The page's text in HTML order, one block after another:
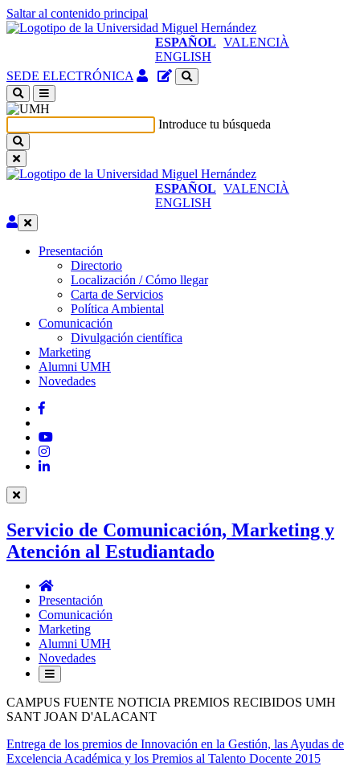
Saltar al contenido principal
ESPAÑOL VALENCIÀ
ENGLISH
SEDE ELECTRÓNICA Acceso
identificado
en
ventana
Gestor
del
sitio
Introduce tu búsqueda
ESPAÑOL VALENCIÀ
ENGLISH
Editar
Presentación
Presentación
Directorio
Localización / Cómo llegar
Carta de Servicios
Política Ambiental
Comunicación
Comunicación
Divulgación científica
Marketing
Alumni UMH
Novedades
Facebook
YouTube
Instagram
LinkedIn
Servicio de Comunicación, Marketing y
Atención al Estudiantado
Servicio
de
Comunicación,
Marketing
y
Atención
al
Estudiantado
Presentación
Comunicación
Marketing
Alumni UMH
Novedades
CAMPUS FUENTE NOTICIA PREMIOS RECIBIDOS UMH
SANT JOAN D'ALACANT
Entrega de los premios de Innovación en la Gestión, las Ayudas de
Excelencia Académica y los Premios al Talento Docente 2015